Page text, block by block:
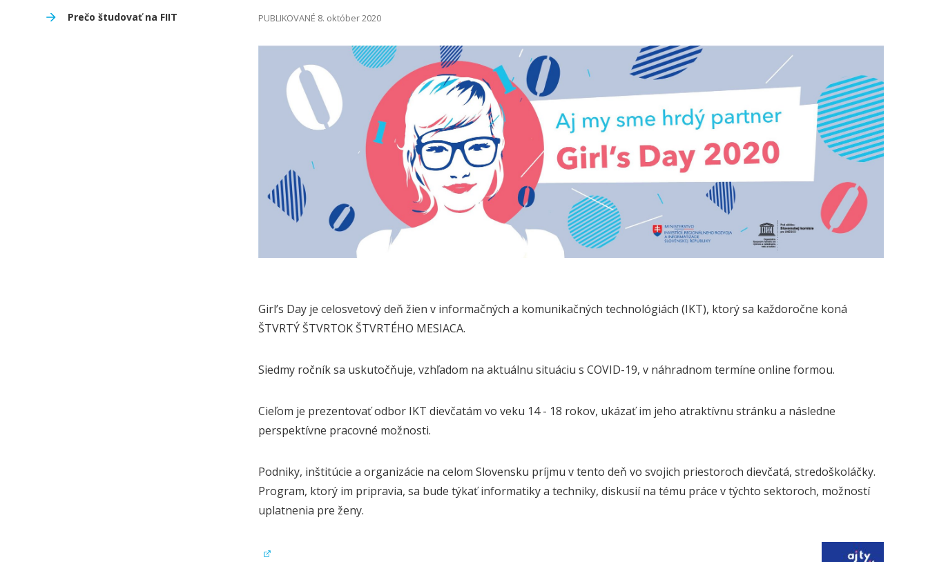
Prečo študovať na FIIT
PUBLIKOVANÉ 8. október 2020
Girl’s Day je celosvetový deň žien v informačných a komunikačných technológiách (IKT), ktorý sa každoročne koná
ŠTVRTÝ ŠTVRTOK ŠTVRTÉHO MESIACA.
Siedmy ročník sa uskutočňuje, vzhľadom na aktuálnu situáciu s COVID-19, v náhradnom termíne online formou.
Cieľom je prezentovať odbor IKT dievčatám vo veku 14 - 18 rokov, ukázať im jeho atraktívnu stránku a následne
perspektívne pracovné možnosti.
Podniky, inštitúcie a organizácie na celom Slovensku príjmu v tento deň vo svojich priestoroch dievčatá, stredoškoláčky.
Program, ktorý im pripravia, sa bude týkať informatiky a techniky, diskusií na tému práce v týchto sektoroch, možností
uplatnenia pre ženy.